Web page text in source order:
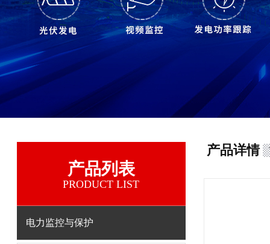
产品列表
PRODUCT LIST
电力监控与保护
产品详情